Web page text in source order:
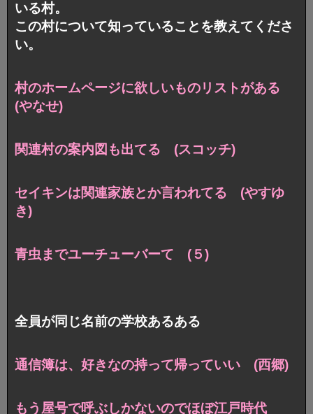
いる村。
この村について知っていることを教えてくださ
い。
村のホームページに欲しいものリストがある
(やなせ)
関連村の案内図も出てる (スコッチ)
セイキンは関連家族とか言われてる (やすゆ
き)
青虫までユーチューバーて (５)
全員が同じ名前の学校あるある
通信簿は、好きなの持って帰っていい (西郷)
もう屋号で呼ぶしかないのでほぼ江戸時代